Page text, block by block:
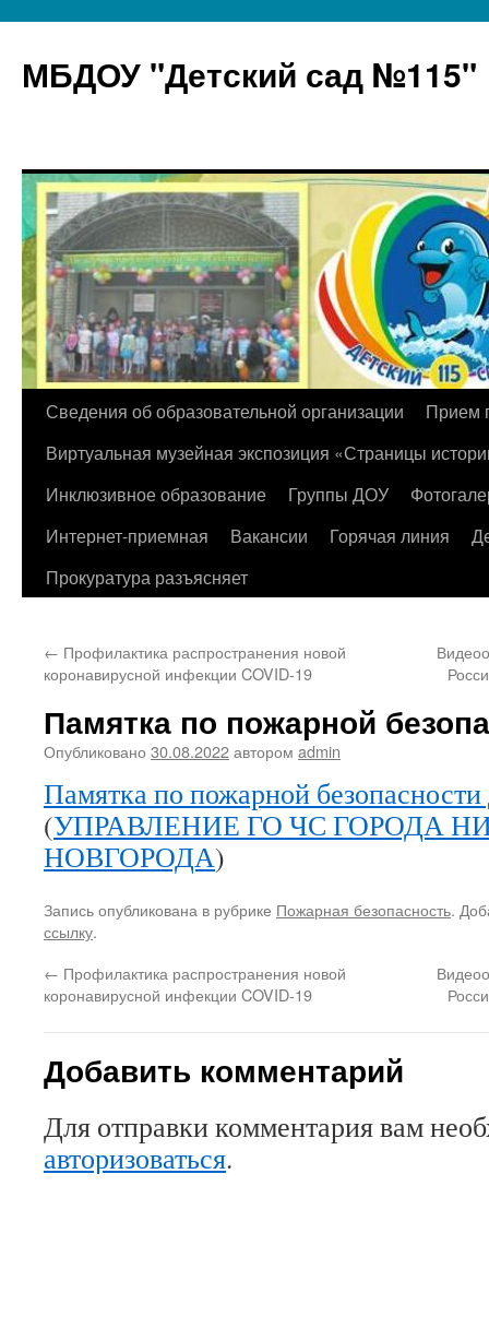
МБДОУ "Детский сад №115"
Перейти
содержимому
Сведения об образовательной организации
Прием
Виртуальная музейная экспозиция «Страницы
Инклюзивное образование
Группы ДОУ
Интернет-приемная
Вакансии Горячая линия
Прокуратура разъясняет
← Профилактика распространения новой
коронавирусной инфекции COVID-19
Памятка по пожарной
Опубликовано 30.08.2022автором admin
Памятка по пожарной
(УПРАВЛЕНИЕ ГО ЧС ГОРОДА
НОВГОРОДА)
Запись опубликована в рубрике Пожарная безопасность.
ссылку.
← Профилактика распространения новой
коронавирусной инфекции COVID-19
Добавить комментарий
Для отправки комментария вам
авторизоваться.